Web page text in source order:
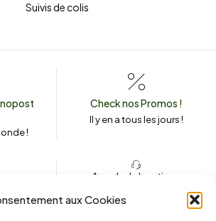
aux Cookies
Suivis de colis
!
Check nos Promos !
Il y en a tous les jours !
Appeler la boutique